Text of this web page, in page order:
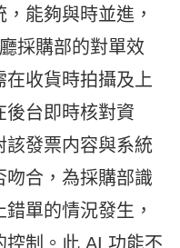
能夠與時並進，
採購部的對單效
收貨時拍攝及上
後台即時核對資
該發票内容與系統
吻合，為採購部識
單的情況發生，
控制。此 AI 功能不